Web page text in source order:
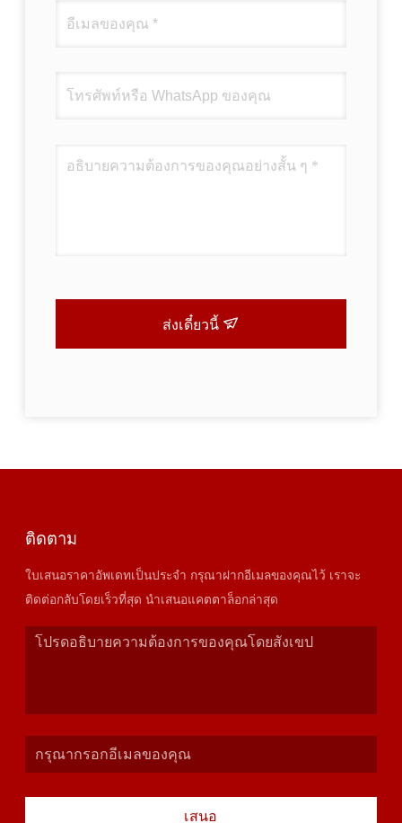
ส่งเดี๋ยวนี้
ติดตาม
ใบเสนอราคาอัพเดทเป็นประจำ กรุณาฝากอีเมลของคุณไว้ เราจะ
ติดต่อกลับโดยเร็วที่สุด นำเสนอแคตตาล็อกล่าสุด
เสนอ